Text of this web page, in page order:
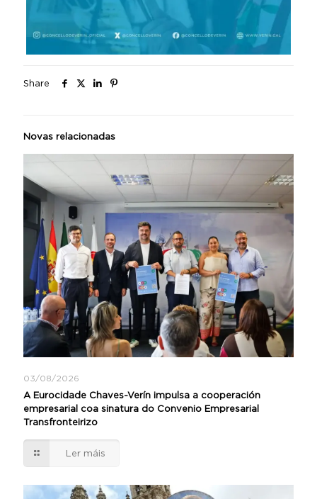
Share
Novas relacionadas
03/08/2026
A Eurocidade Chaves-Verín impulsa a cooperación
empresarial coa sinatura do Convenio Empresarial
Transfronteirizo
Ler máis